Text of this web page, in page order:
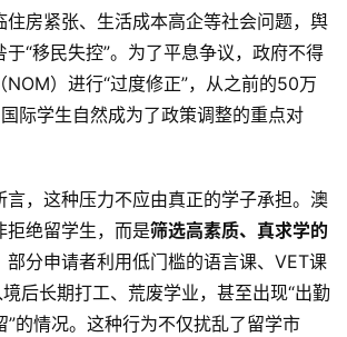
住房紧张、生活成本高企等社会问题，舆
“移民失控”。为了平息争议，政府不得
NOM）进行“过度修正”，从之前的50万
际学生自然成为了政策调整的重点对
言，这种压力不应由真正的学子承担。澳
拒绝留学生，而是筛选高素质、真求学的
部分申请者利用低门槛的语言课、VET课
后长期打工、荒废学业，甚至出现“出勤
”的情况。这种行为不仅扰乱了留学市